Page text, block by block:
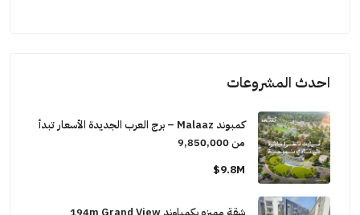
احدث المشروعات
كمبوند Malaaz – برج العرب الجديدة الأسعار تبدأ
من 9,850,000
9.8M$